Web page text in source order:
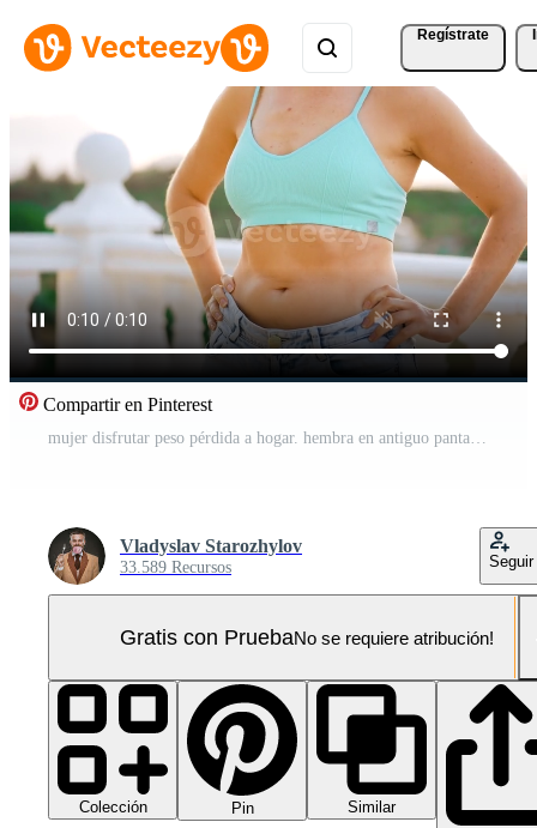
Regístrate
Compartir en Pinterest
mujer disfrutar peso pérdida a hogar. hembra en antiguo pantalones después exitoso dieta. Vídeo Pro
Vladyslav Starozhylov
33.589 Recursos Seguir
Gratis con PruebaNo se requiere atribución!
Colección Pin
Similar